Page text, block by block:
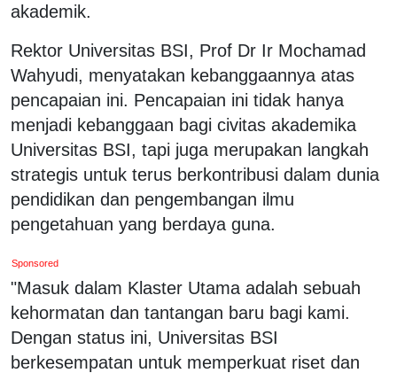
akademik.
Rektor Universitas BSI, Prof Dr Ir Mochamad
Wahyudi, menyatakan kebanggaannya atas
pencapaian ini. Pencapaian ini tidak hanya
menjadi kebanggaan bagi civitas akademika
Universitas BSI, tapi juga merupakan langkah
strategis untuk terus berkontribusi dalam dunia
pendidikan dan pengembangan ilmu
pengetahuan yang berdaya guna.
Sponsored
"Masuk dalam Klaster Utama adalah sebuah
kehormatan dan tantangan baru bagi kami.
Dengan status ini, Universitas BSI
berkesempatan untuk memperkuat riset dan